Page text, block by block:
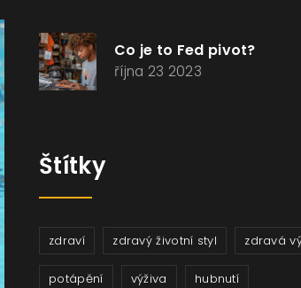
Co je to Fed pivot?
října 23 2023
Štítky
zdraví zdravý životní styl zdravá
potápění výživa hubnutí